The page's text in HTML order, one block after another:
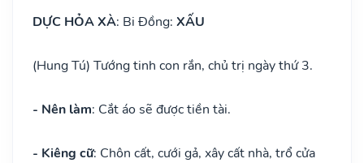
DỰC HỎA XÀ: Bi Đồng: XẤU
(Hung Tú) Tướng tinh con rắn, chủ trị ngày thứ 3.
- Nên làm: Cắt áo sẽ được tiền tài.
- Kiêng cữ: Chôn cất, cưới gả, xây cất nhà, trổ cửa